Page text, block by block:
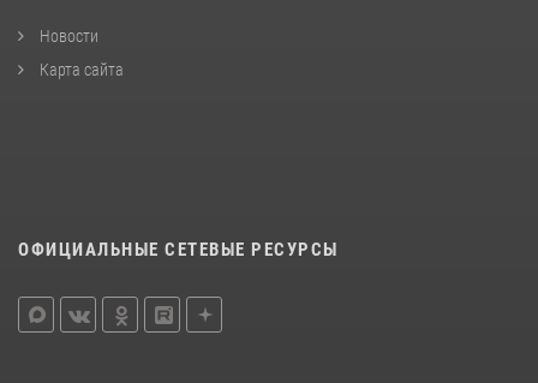
Новости
Карта сайта
ОФИЦИАЛЬНЫЕ СЕТЕВЫЕ РЕСУРСЫ